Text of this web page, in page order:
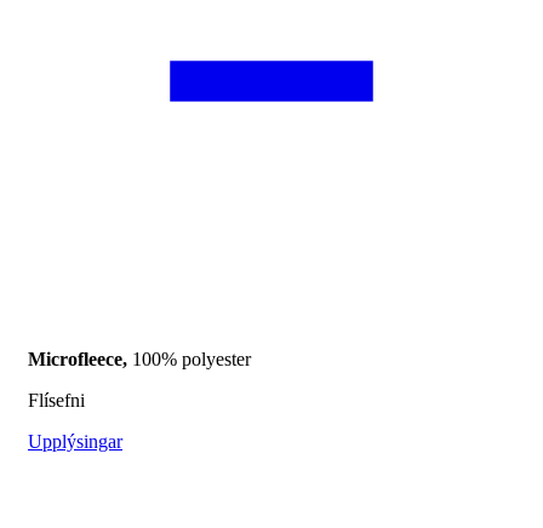
Microfleece, 100% polyester
Flísefni
Upplýsingar